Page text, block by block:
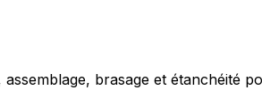
brasage et étanchéité